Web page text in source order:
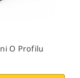
O Profilu